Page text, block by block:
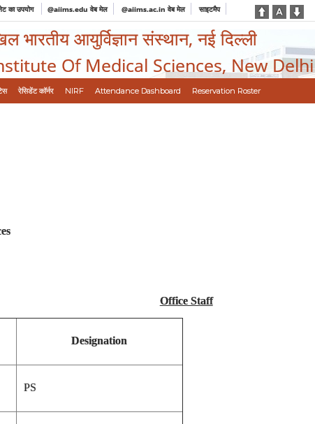
का उपयोग @aiims.edu वेब मेल @aiims.ac.in वेब मेल साइटमैप
भारतीय आयुर्विज्ञान संस्थान, नई दिल्ली
Of Medical Sciences, New Delhi
रेसिडेंट कॉर्नर NIRF Attendance Dashboard Reservation Roster
Office Staff
Designation
PS